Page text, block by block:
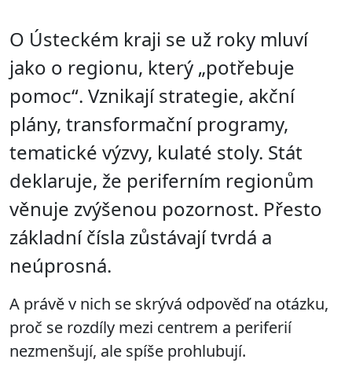
O Ústeckém kraji se už roky mluví
jako o regionu, který „potřebuje
pomoc“. Vznikají strategie, akční
plány, transformační programy,
tematické výzvy, kulaté stoly. Stát
deklaruje, že periferním regionům
věnuje zvýšenou pozornost. Přesto
základní čísla zůstávají tvrdá a
neúprosná.
A právě v nich se skrývá odpověď na otázku,
proč se rozdíly mezi centrem a periferií
nezmenšují, ale spíše prohlubují.